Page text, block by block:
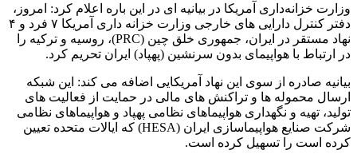
وزارت خزانه‌داری آمریکا در بیانیه ای در این باره اعلام کرد: امروز،
دفتر کنترل دارایی های خارجی وزارت خزانه داری آمریکا ۷ فرد و ۴
نهاد مستقر در ایران، جمهوری خلق چین (PRC)، روسیه و ترکیه را
در ارتباط با هواپیمای بدون سرنشین (پهپاد) ایران تحریم کرد.
بیانیه صادره از سوی این نهاد آمریکایی اضافه می کند: این شبکه
ارسال محموله‌ ها و تراکنش‌ های مالی در حمایت از فعالیت‌ های
تولید، تهیه و نگهداری هواپیماهای نظامی پهپاد و هواپیماهای نظامی
شرکت صنایع هواپیماسازی ایران (HESA) که ایالات متحده تعیین
کرده است را تسهیل کرده است.